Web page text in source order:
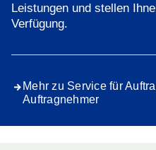
Leistungen und stellen
Verfügung.
Mehr zu Service für
Auftragnehmer